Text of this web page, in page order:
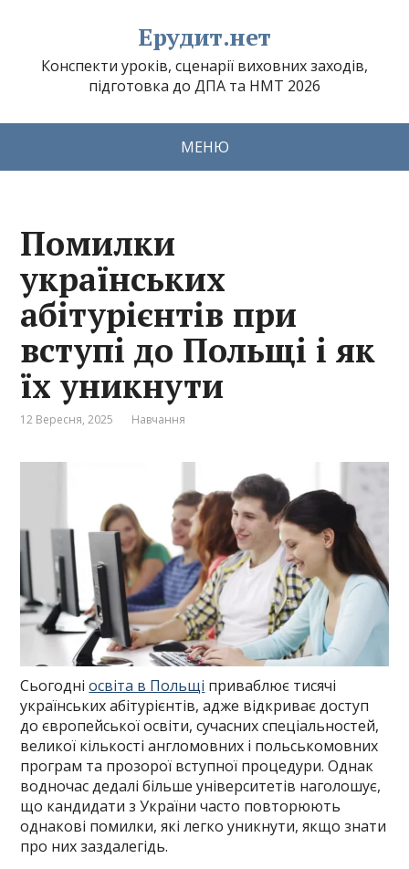
Ерудит.нет
Конспекти уроків, сценарії виховних заходів,
підготовка до ДПА та НМТ 2026
МЕНЮ
Помилки
українських
абітурієнтів при
вступі до Польщі і як
їх уникнути
12 Вересня, 2025 Навчання
Сьогодніосвіта в Польщі приваблює тисячі
українських абітурієнтів, адже відкриває доступ
до європейської освіти, сучасних спеціальностей,
великої кількості англомовних і польськомовних
програм та прозорої вступної процедури. Однак
водночас дедалі більше університетів наголошує,
що кандидати з України часто повторюють
однакові помилки, які легко уникнути, якщо знати
про них заздалегідь.